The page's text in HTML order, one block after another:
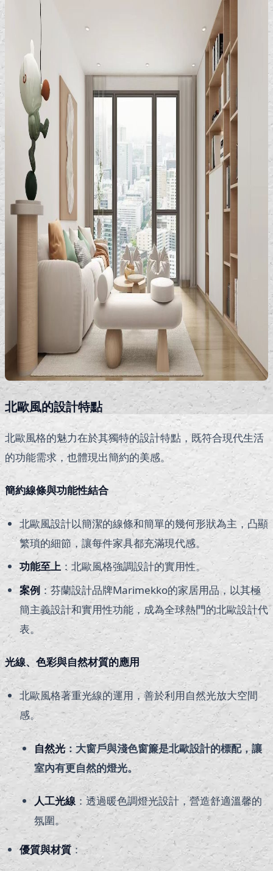
北歐風的設計特點
北歐風格的魅力在於其獨特的設計特點，既符合現代生活
的功能需求，也體現出簡約的美感。
簡約線條與功能性結合
北歐風設計以簡潔的線條和簡單的幾何形狀為主，凸顯
繁瑣的細節，讓每件家具都充滿現代感。
功能至上 ：北歐風格強調設計的實用性。
案例：芬蘭設計品牌Marimekko的家居用品，以其極
簡主義設計和實用性功能，成為全球熱門的北歐設計代
表。
光線、色彩與自然材質的應用
北歐風格著重光線的運用，善於利用自然光放大空間
感。
自然光：大窗戶與淺色窗簾是北歐設計的標配，讓
室內有更自然的燈光。
人工光線 ：透過暖色調燈光設計，營造舒適溫馨的
氛圍。
優質與材質 ：